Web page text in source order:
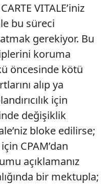
VITALE’iniz
bu süreci
gerekiyor. Bu
koruma
öncesinde kötü
alıp ya
için
değişiklik
bloke edilirse;
CPAM’dan
açıklamanız
bir mektupla;